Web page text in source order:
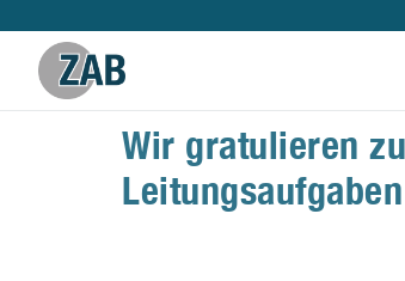
Wir gratulieren